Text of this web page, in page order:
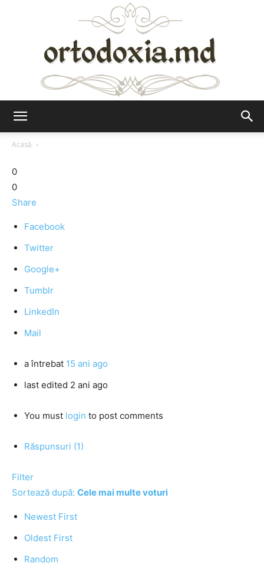
Acasă
0
0
Share
Facebook
Twitter
Google+
Tumblr
LinkedIn
Mail
a întrebat 15 ani ago
last edited 2 ani ago
You must login to post comments
Răspunsuri (1)
Filter
Sortează după: Cele mai multe voturi
Newest First
Oldest First
Random